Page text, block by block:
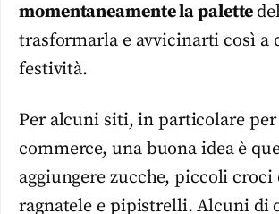
momentaneamente la palette
trasformarla e avvicinarti così a
festività.
Per alcuni siti, in particolare per
commerce, una buona idea è
aggiungere zucche, piccoli
ragnatele e pipistrelli. Alcuni di